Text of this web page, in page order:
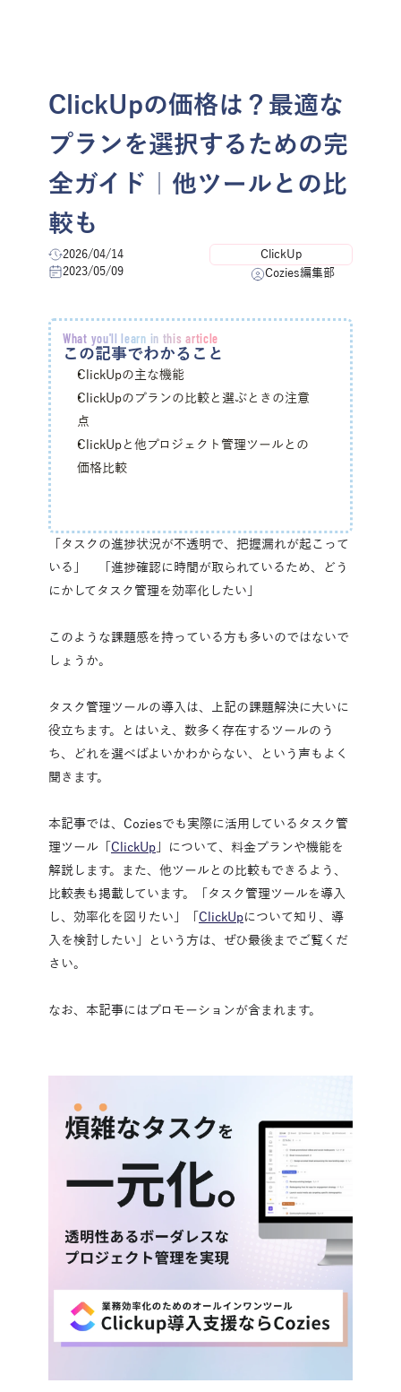
ClickUpの価格は？最適な
プランを選択するための完
全ガイド｜他ツールとの比
較も
2026/04/14
2023/05/09
ClickUp
Cozies編集部
What you'll learn in this article
この記事でわかること
ClickUpの主な機能
ClickUpのプランの比較と選ぶときの注意
点
ClickUpと他プロジェクト管理ツールとの
価格比較
「タスクの進捗状況が不透明で、把握漏れが起こって
いる」　「進捗確認に時間が取られているため、どう
にかしてタスク管理を効率化したい」
このような課題感を持っている方も多いのではないで
しょうか。
タスク管理ツールの導入は、上記の課題解決に大いに
役立ちます。とはいえ、数多く存在するツールのう
ち、どれを選べばよいかわからない、という声もよく
聞きます。
本記事では、Coziesでも実際に活用しているタスク管
理ツール「 ClickUp 」について、料金プランや機能を
解説します。また、他ツールとの比較もできるよう、
比較表も掲載しています。「タスク管理ツールを導入
し、効率化を図りたい」「 ClickUpについて知り、導
入を検討したい」という方は、ぜひ最後までご覧くだ
さい。
なお、本記事にはプロモーションが含まれます。